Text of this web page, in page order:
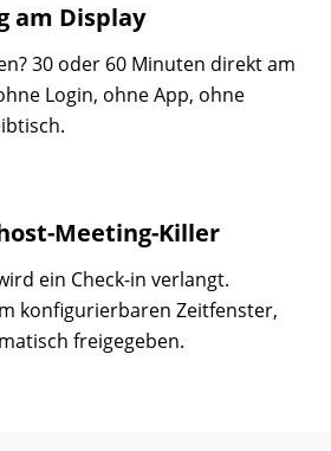
am Display
30 oder 60 Minuten direkt am
Login, ohne App, ohne
Meeting-Killer
ein Check-in verlangt.
konfigurierbaren Zeitfenster,
freigegeben.